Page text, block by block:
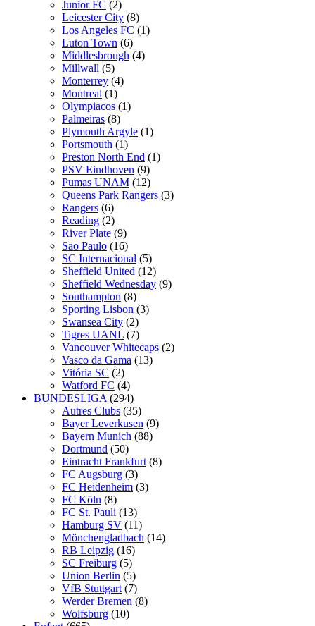
Junior FC (2)
Leicester City (8)
Los Angeles FC (1)
Luton Town (6)
Middlesbrough (4)
Millwall (5)
Monterrey (4)
Montreal (1)
Olympiacos (1)
Palmeiras (8)
Plymouth Argyle (1)
Portsmouth (1)
Preston North End (1)
PSV Eindhoven (9)
Pumas UNAM (12)
Queens Park Rangers (3)
Rangers (6)
Reading (2)
River Plate (9)
Sao Paulo (16)
SC Internacional (5)
Sheffield United (12)
Sheffield Wednesday (9)
Southampton (8)
Sporting Lisbon (3)
Swansea City (2)
Tigres UANL (7)
Vancouver Whitecaps (2)
Vasco da Gama (13)
Vitória SC (2)
Watford FC (4)
BUNDESLIGA (294)
Autres Clubs (35)
Bayer Leverkusen (9)
Bayern Munich (88)
Dortmund (50)
Eintracht Frankfurt (8)
FC Augsburg (3)
FC Heidenheim (3)
FC Köln (8)
FC St. Pauli (13)
Hamburg SV (11)
Mönchengladbach (14)
RB Leipzig (16)
SC Freiburg (5)
Union Berlin (5)
VfB Stuttgart (7)
Werder Bremen (8)
Wolfsburg (10)